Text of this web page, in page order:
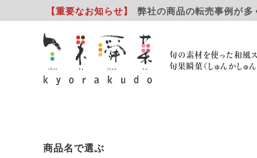
【重要なお知らせ】 弊社の商品の転売事例が多
旬の素材を使った和風
旬果瞬菓（しゅんかしゅ
商品名で選ぶ